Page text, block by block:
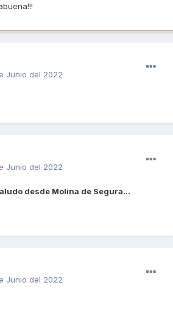
Junio del 2022
Junio del 2022
desde Molina de Segura...
Junio del 2022